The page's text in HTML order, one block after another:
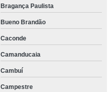
Bragança Paulista
Bueno Brandão
Caconde
Camanducaia
Cambuí
Campestre